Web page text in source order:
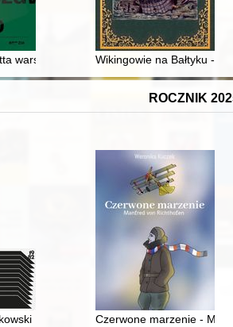
warszawskiego : wybrane hasła
Wikingowie na Bałtyku -
ROCZNIK
: projekty periodyków : monografia
Czerwone marzenie -